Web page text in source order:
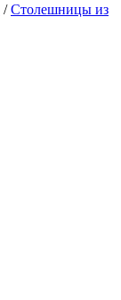
/Столешницы из